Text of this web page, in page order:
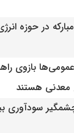
در حوزه
بازوی
معدنی هستند
سودآوری بیمه